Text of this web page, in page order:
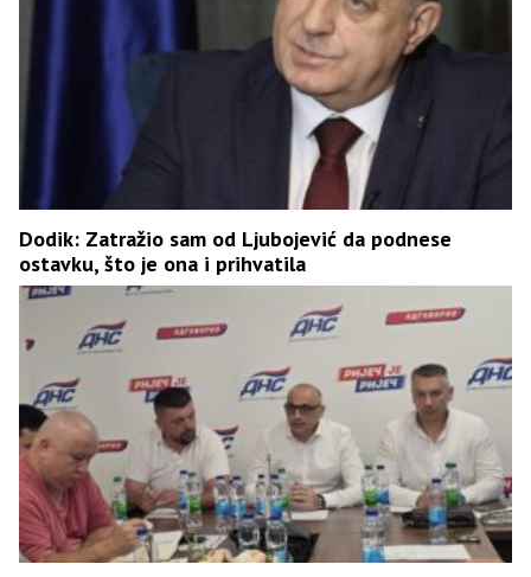
Dodik: Zatražio sam od Ljubojević da podnese
ostavku, što je ona i prihvatila